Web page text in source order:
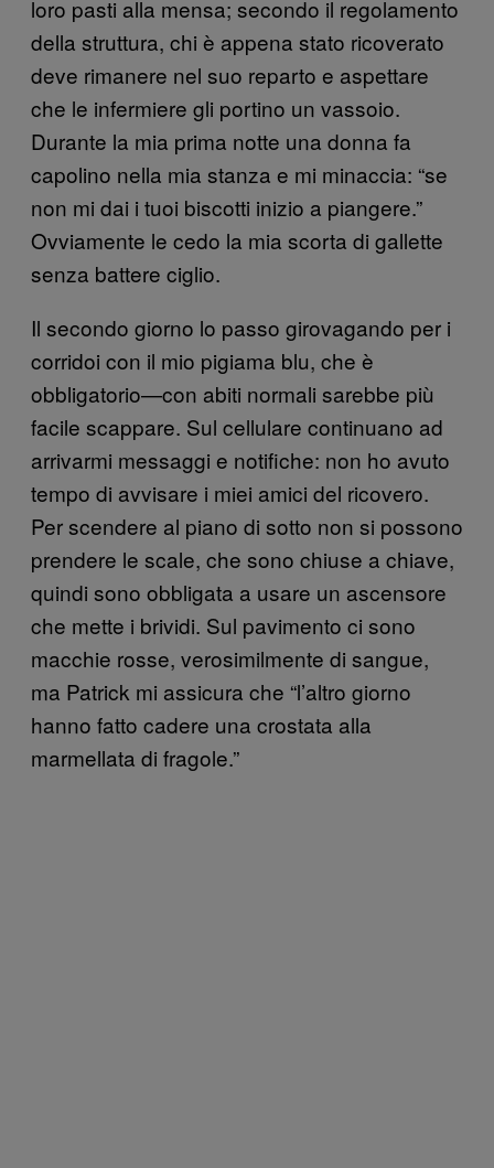
loro pasti alla mensa; secondo il regolamento
della struttura, chi è appena stato ricoverato
deve rimanere nel suo reparto e aspettare
che le infermiere gli portino un vassoio.
Durante la mia prima notte una donna fa
capolino nella mia stanza e mi minaccia: “se
non mi dai i tuoi biscotti inizio a piangere.”
Ovviamente le cedo la mia scorta di gallette
senza battere ciglio.
Il secondo giorno lo passo girovagando per i
corridoi con il mio pigiama blu, che è
obbligatorio—con abiti normali sarebbe più
facile scappare. Sul cellulare continuano ad
arrivarmi messaggi e notifiche: non ho avuto
tempo di avvisare i miei amici del ricovero.
Per scendere al piano di sotto non si possono
prendere le scale, che sono chiuse a chiave,
quindi sono obbligata a usare un ascensore
che mette i brividi. Sul pavimento ci sono
macchie rosse, verosimilmente di sangue,
ma Patrick mi assicura che “l’altro giorno
hanno fatto cadere una crostata alla
marmellata di fragole.”